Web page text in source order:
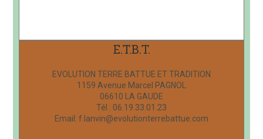
E.T.B.T.
EVOLUTION TERRE BATTUE ET TRADITION
1159 Avenue Marcel PAGNOL
06610 LA GAUDE
Tél : 06.19.33.01.23
Email: f.lanvin@evolutionterrebattue.com